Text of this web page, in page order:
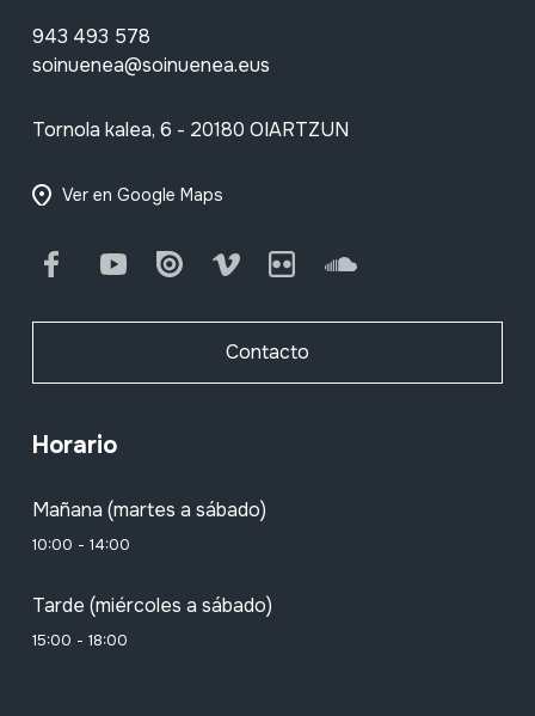
943 493 578
soinuenea@soinuenea.eus
Tornola kalea, 6 - 20180 OIARTZUN
Ver en Google Maps
FacebookYoutube Issuu Vimeo Flickr SoundCloud
Contacto
Horario
Mañana (martes a sábado)
10:00 - 14:00
Tarde (miércoles a sábado)
15:00 - 18:00